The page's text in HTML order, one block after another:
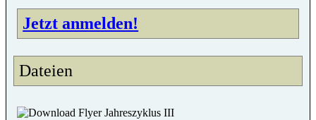
Jetzt anmelden!
Dateien
Flyer Jahreszyklus III